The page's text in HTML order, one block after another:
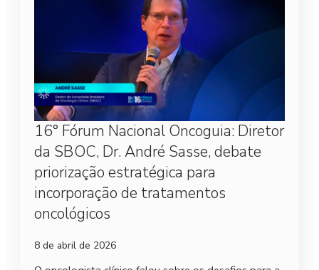
16° Fórum Nacional Oncoguia: Diretor
da SBOC, Dr. André Sasse, debate
priorização estratégica para
incorporação de tratamentos
oncológicos
8 de abril de 2026